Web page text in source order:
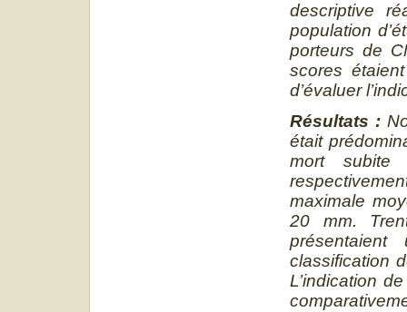
descriptive
population
porteurs de
scores
d’évaluer
Résultats :
était
mort subite
maximale
20 mm.
présentaient
classification
L’indication